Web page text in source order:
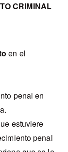
CRIMINAL
en el
penal en
estuviere
penal